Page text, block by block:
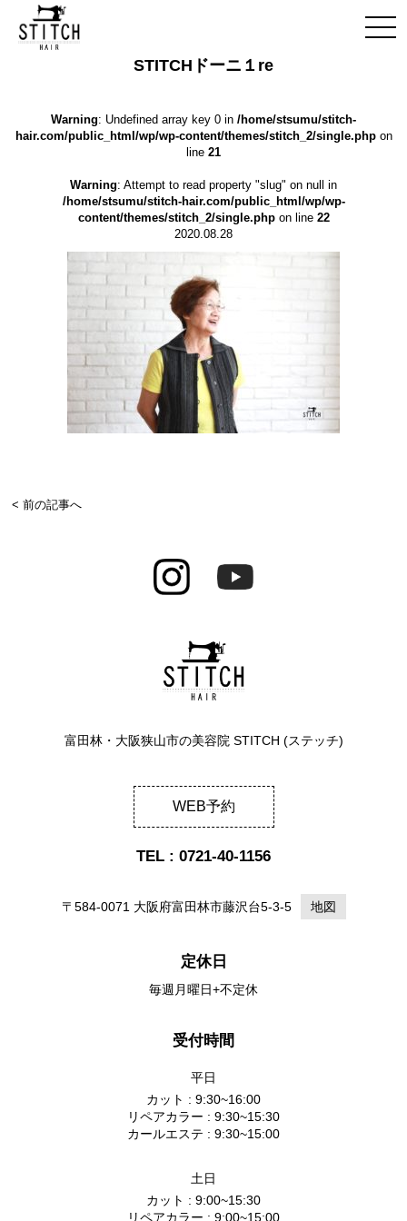
STITCHドーニ１re
Warning: Undefined array key 0 in /home/stsumu/stitch-
hair.com/public_html/wp/wp-content/themes/stitch_2/single.phpon
line 21
Warning: Attempt to read property "slug" on null in
/home/stsumu/stitch-hair.com/public_html/wp/wp-
content/themes/stitch_2/single.phpon line 22
2020.08.28
< 前の記事へ
富田林・大阪狭山市の美容院 STITCH (ステッチ)
WEB予約
TEL : 0721-40-1156
〒584-0071 大阪府富田林市藤沢台5-3-5 地図
定休日
毎週月曜日+不定休
受付時間
平日
カット : 9:30~16:00
リペアカラー : 9:30~15:30
カールエステ : 9:30~15:00
土日
カット : 9:00~15:30
リペアカラー : 9:00~15:00